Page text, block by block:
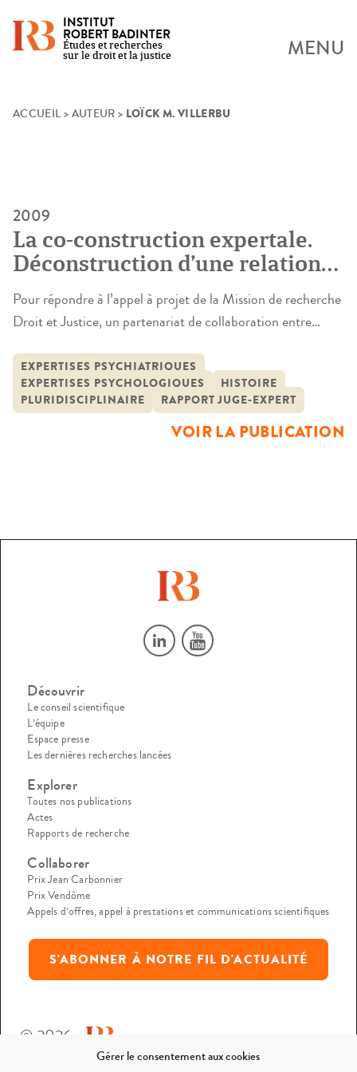
Gérer le consentement aux cookies
Skip
INSTITUT
ROBERT BADINTER
Études et recherches
sur le droit et la justice
MENU
ACCUEIL > AUTEUR > LOÏCK M. VILLERBU
2009
La co-construction expertale.
Déconstruction d’une relation
paradoxale
Pour répondre à l’appel à projet de la Mission de recherche
Droit et Justice, un partenariat de collaboration entre
nationale de la magistrature a été mis en place en 2007
pour analyser les rapports juges-experts, dans les pratiques
ordinaires que les uns avaient des autres. Cette recherche
EXPERTISES PSYCHIATRIQUES
EXPERTISES PSYCHOLOGIQUES
HISTOIRE
PLURIDISCIPLINAIRE
RAPPORT JUGE-EXPERT
VOIR LA PUBLICATION
Découvrir
Le conseil scientifique
L’équipe
Espace presse
Les dernières recherches lancées
Explorer
Toutes nos publications
Actes
Rapports de recherche
Collaborer
Prix Jean Carbonnier
Prix Vendôme
Appels d’offres, appel à prestations et communications scientifiques
S'ABONNER À NOTRE FIL D'ACTUALITÉ
© 2026